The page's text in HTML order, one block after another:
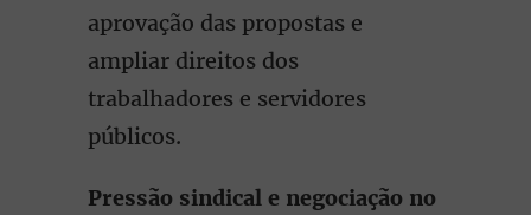
aprovação das propostas e
ampliar direitos dos
trabalhadores e servidores
públicos.
Pressão sindical e negociação no